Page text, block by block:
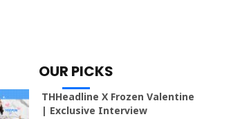
OUR PICKS
THHeadline X Frozen Valentine
| Exclusive Interview